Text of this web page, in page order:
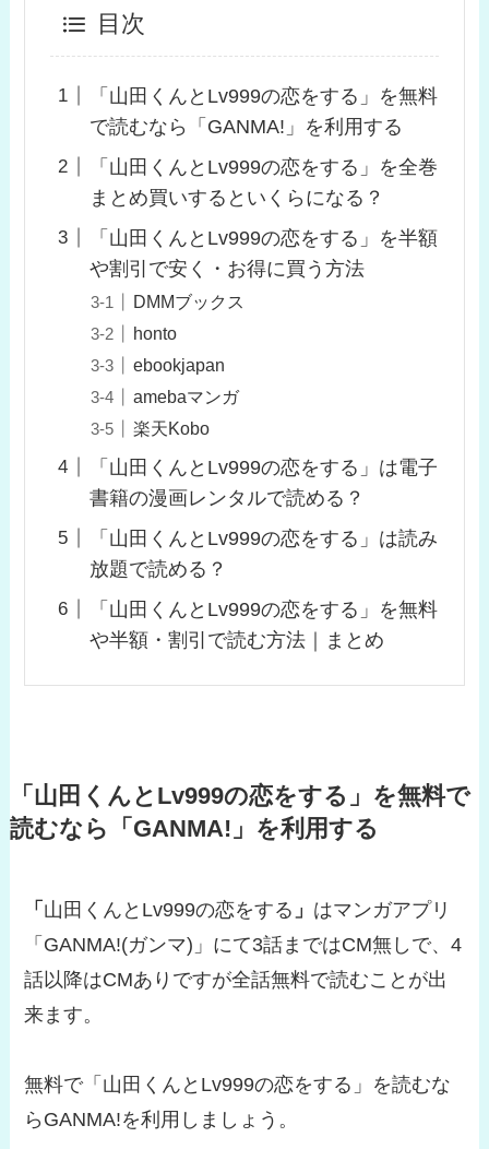
目次
「山田くんとLv999の恋をする」を無料
で読むなら「GANMA!」を利用する
「山田くんとLv999の恋をする」を全巻
まとめ買いするといくらになる？
「山田くんとLv999の恋をする」を半額
や割引で安く・お得に買う方法
DMMブックス
honto
ebookjapan
amebaマンガ
楽天Kobo
「山田くんとLv999の恋をする」は電子
書籍の漫画レンタルで読める？
「山田くんとLv999の恋をする」は読み
放題で読める？
「山田くんとLv999の恋をする」を無料
や半額・割引で読む方法｜まとめ
「山田くんとLv999の恋をする」を無料で
読むなら「GANMA!」を利用する
「 山田くんとLv999の恋をする 」 はマンガアプリ
「GANMA!(ガンマ)」にて3話まではCM無しで、4
話以降はCMありですが全話無料で読むことが出
来ます。
無料で「山田くんとLv999の恋をする」を読むな
らGANMA!を利用しましょう。